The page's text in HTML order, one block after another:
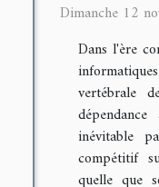
Dimanche 12
Dans l'ère
vertébrale
inévitable
compétitif
quelle que